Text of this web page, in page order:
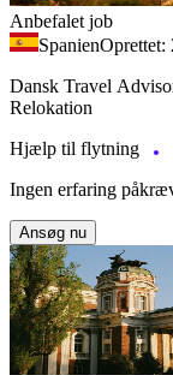
Anbefalet job
SpanienOprettet:
Dansk Travel Advisor i
Relokation
Hjælp til flytning
Ingen erfaring
Ansøg nu